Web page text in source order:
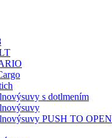
s dotlmením
PUSH TO OPEN